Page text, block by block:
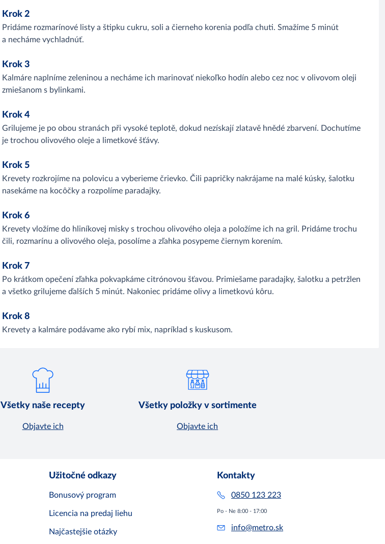
Krok 2
Pridáme rozmarínové listy a štipku cukru, soli a čierneho korenia podľa chuti. Smažíme 5 minút
a necháme vychladnúť.
Krok 3
Kalmáre naplníme zeleninou a necháme ich marinovať niekoľko hodín alebo cez noc v olivovom oleji
zmiešanom s bylinkami.
Krok 4
Grilujeme je po obou stranách při vysoké teplotě, dokud nezískají zlatavě hnědé zbarvení. Dochutíme
je trochou olivového oleje a limetkové šťávy.
Krok 5
Krevety rozkrojíme na polovicu a vyberieme črievko. Čili papričky nakrájame na malé kúsky, šalotku
nasekáme na kocôčky a rozpolíme paradajky.
Krok 6
Krevety vložíme do hliníkovej misky s trochou olivového oleja a položíme ich na gril. Pridáme trochu
čili, rozmarínu a olivového oleja, posolíme a zľahka posypeme čiernym korením.
Krok 7
Po krátkom opečení zľahka pokvapkáme citrónovou šťavou. Primiešame paradajky, šalotku a petržlen
a všetko grilujeme ďalších 5 minút. Nakoniec pridáme olivy a limetkovú kôru.
Krok 8
Krevety a kalmáre podávame ako rybí mix, napríklad s kuskusom.
Všetky naše recepty
Objavte ich
Všetky položky v sortimente
Objavte ich
Užitočné odkazy
Bonusový program
Licencia na predaj liehu
Najčastejšie otázky
Kontakty
0850 123 223
Po - Ne 8:00 - 17:00
info@metro.sk